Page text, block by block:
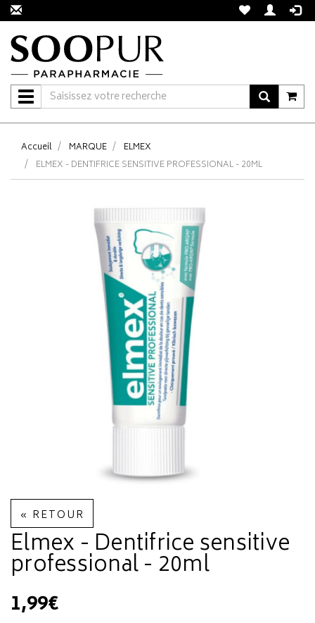
Navigation
Accueil MARQUE
ELMEX
ELMEX - DENTIFRICE SENSITIVE PROFESSIONAL - 20ML
« RETOUR
Elmex - Dentifrice sensitive
professional - 20ml
1,99€